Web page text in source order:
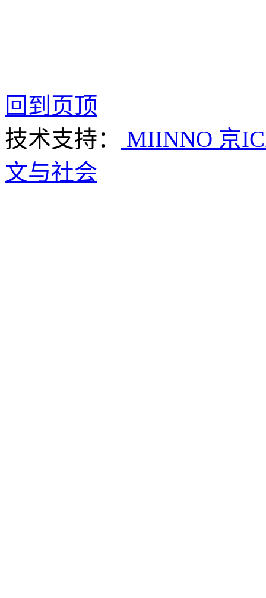
回到页顶
技术支持：
MIINNO 京
文与社会